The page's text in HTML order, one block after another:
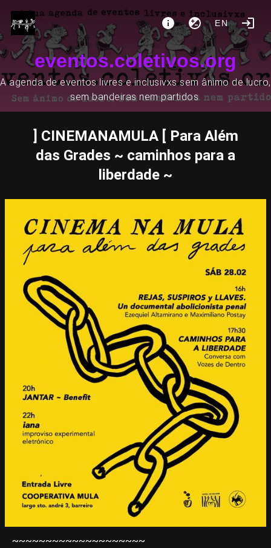
EN
eventos.coletivos.org
A agenda de eventos livres e inclusivxs sem ânimo de lucro,
sem bandeiras nem partidos.
] CINEMANAMULA [ Para Além
das Grades ~ caminhos para a
liberdade ~
~~~~~~~~~~~~~~~~~~~~